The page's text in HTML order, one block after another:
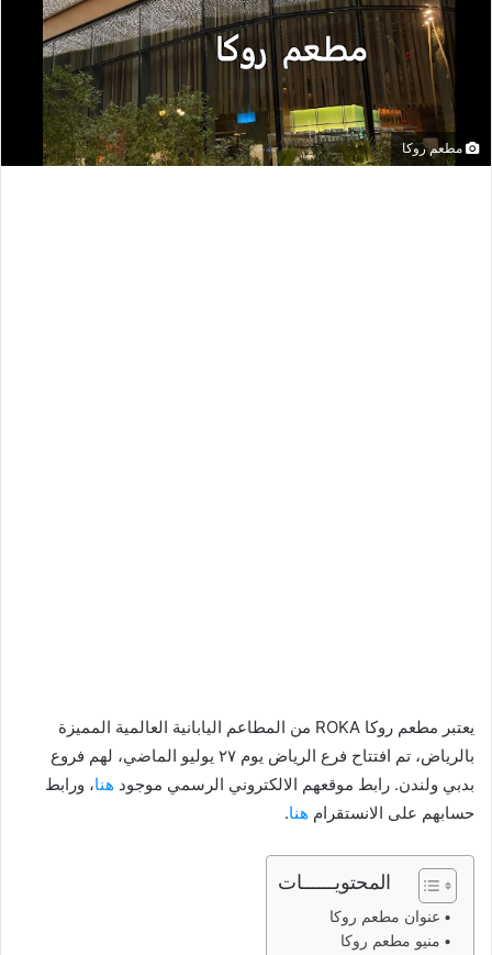
مطعم روكا
يعتبر مطعم روكا ROKA من المطاعم اليابانية العالمية المميزة
بالرياض، تم افتتاح فرع الرياض يوم ٢٧ يوليو الماضي، لهم فروع
بدبي ولندن. رابط موقعهم الالكتروني الرسمي موجود هنا، ورابط
حسابهم على الانستقرام هنا.
المحتويــــــات
عنوان مطعم روكا
منيو مطعم روكا